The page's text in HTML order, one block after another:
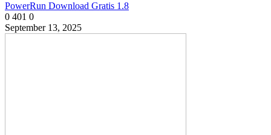
PowerRun Download Gratis 1.8
0 401 0
September 13, 2025